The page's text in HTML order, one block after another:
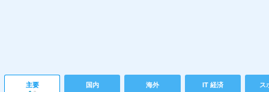
主要 国内 海外 IT 経済 ス